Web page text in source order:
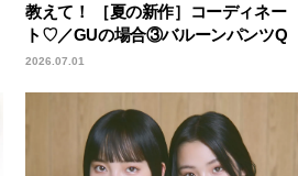
教えて！ ［夏の新作］コーディネー
ト♡／GUの場合③バルーンパンツQ
2026.07.01